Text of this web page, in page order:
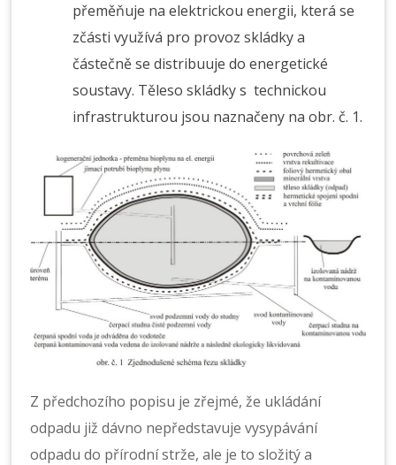
přeměňuje na elektrickou energii, která se
zčásti využívá pro provoz skládky a
částečně se distribuuje do energetické
soustavy. Těleso skládky s technickou
infrastrukturou jsou naznačeny na obr. č. 1.
Z předchozího popisu je zřejmé, že ukládání
odpadu již dávno nepředstavuje vysypávání
odpadu do přírodní strže, ale je to složitý a